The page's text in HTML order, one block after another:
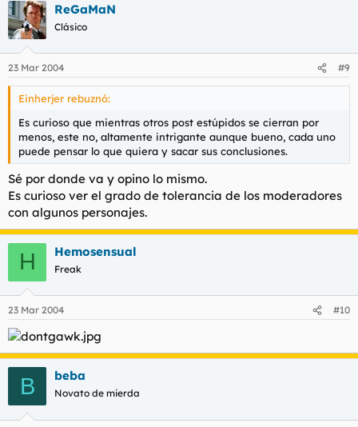
ReGaMaN
Clásico
23 Mar 2004 #9
Einherjer rebuznó:
Es curioso que mientras otros post estúpidos se cierran por
menos, este no, altamente intrigante aunque bueno, cada uno
puede pensar lo que quiera y sacar sus conclusiones.
Sé por donde va y opino lo mismo.
Es curioso ver el grado de tolerancia de los moderadores
con algunos personajes.
H Hemosensual
Freak
23 Mar 2004 #10
B beba
Novato de mierda